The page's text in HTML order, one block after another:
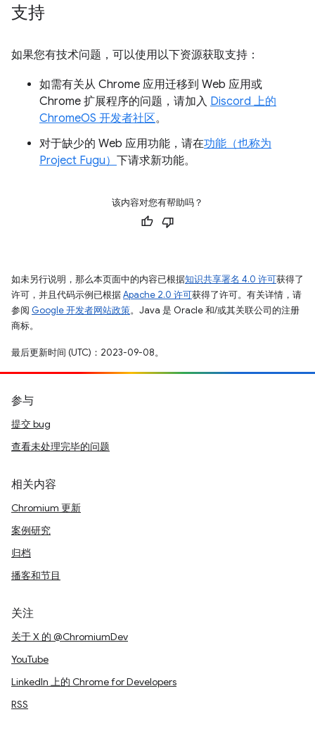
支持
如果您有技术问题，可以使用以下资源获取支持：
如需有关从 Chrome 应用迁移到 Web 应用或
Chrome 扩展程序的问题，请加入 Discord 上的
ChromeOS 开发者社区。
对于缺少的 Web 应用功能，请在功能（也称为
Project Fugu） 下请求新功能。
该内容对您有帮助吗？
如未另行说明，那么本页面中的内容已根据知识共享署名 4.0 许可获得了
许可，并且代码示例已根据Apache 2.0 许可获得了许可。有关详情，请
参阅 Google 开发者网站政策。Java 是 Oracle 和/或其关联公司的注册
商标。
最后更新时间 (UTC)：2023-09-08。
参与
提交 bug
查看未处理完毕的问题
相关内容
Chromium 更新
案例研究
归档
播客和节目
关注
关于 X 的 @ChromiumDev
YouTube
LinkedIn 上的 Chrome for Developers
RSS